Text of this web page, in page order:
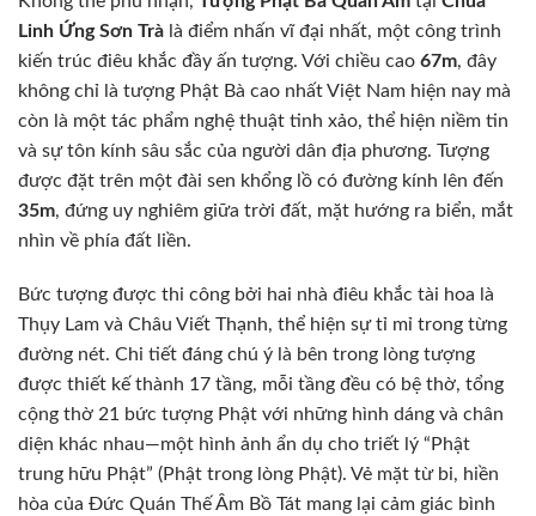
Linh Ứng Sơn Trà là điểm nhấn vĩ đại nhất, một công trình
kiến trúc điêu khắc đầy ấn tượng. Với chiều cao 67m, đây
không chỉ là tượng Phật Bà cao nhất Việt Nam hiện nay mà
còn là một tác phẩm nghệ thuật tinh xảo, thể hiện niềm tin
và sự tôn kính sâu sắc của người dân địa phương. Tượng
được đặt trên một đài sen khổng lồ có đường kính lên đến
35m, đứng uy nghiêm giữa trời đất, mặt hướng ra biển, mắt
nhìn về phía đất liền.
Bức tượng được thi công bởi hai nhà điêu khắc tài hoa là
Thụy Lam và Châu Viết Thạnh, thể hiện sự tỉ mỉ trong từng
đường nét. Chi tiết đáng chú ý là bên trong lòng tượng
được thiết kế thành 17 tầng, mỗi tầng đều có bệ thờ, tổng
cộng thờ 21 bức tượng Phật với những hình dáng và chân
diện khác nhau—một hình ảnh ẩn dụ cho triết lý “Phật
trung hữu Phật” (Phật trong lòng Phật). Vẻ mặt từ bi, hiền
hòa của Đức Quán Thế Âm Bồ Tát mang lại cảm giác bình